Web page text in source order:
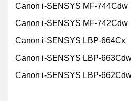
Canon i-SENSYS MF-744Cdw
Canon i-SENSYS MF-742Cdw
Canon i-SENSYS LBP-664Cx
Canon i-SENSYS LBP-
Canon i-SENSYS LBP-